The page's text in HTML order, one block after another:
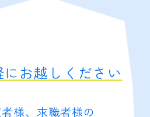
お越しください
様、求職者様の